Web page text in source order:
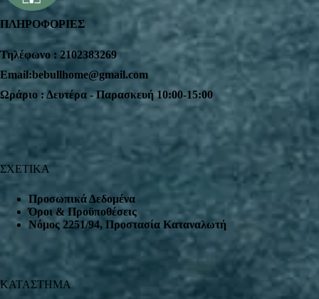
ΠΛΗΡΟΦΟΡΙΕΣ
Τηλέφωνο : 2102383269
Email:bebullhome@gmail.com
Ωράριο : Δευτέρα - Παρασκευή 10:00-15:00
ΣΧΕΤΙΚΑ
Προσωπικά Δεδομένα
Όροι & Προϋποθέσεις
Nόμος 2251/94, Προστασία Καταναλωτή
ΚΑΤΑΣΤΗΜΑ